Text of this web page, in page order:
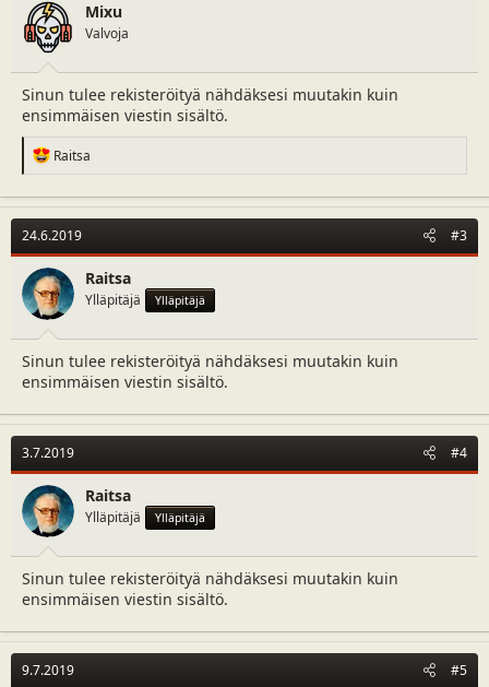
Mixu
Valvoja
Sinun tulee rekisteröityä nähdäksesi muutakin kuin
ensimmäisen viestin sisältö.
R
e
c
t
i
o
n
s
:
Raitsa
24.6.2019 #3
Raitsa
Ylläpitäjä Ylläpitäjä
Sinun tulee rekisteröityä nähdäksesi muutakin kuin
ensimmäisen viestin sisältö.
3.7.2019 #4
Raitsa
Ylläpitäjä Ylläpitäjä
Sinun tulee rekisteröityä nähdäksesi muutakin kuin
ensimmäisen viestin sisältö.
9.7.2019 #5